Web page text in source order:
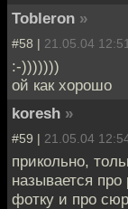
Tobleron »
#58 | 21.05.04 12:51
:-)))))))
ой как хорошо
koresh »
#59 | 21.05.04
прикольно,
называется
фотку и про